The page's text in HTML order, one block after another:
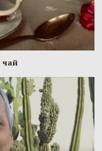
чай